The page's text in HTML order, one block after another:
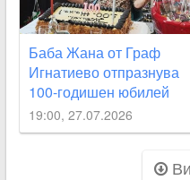
Баба Жана от Граф
Игнатиево отпразнува
100-годишен юбилей
19:00, 27.07.2026